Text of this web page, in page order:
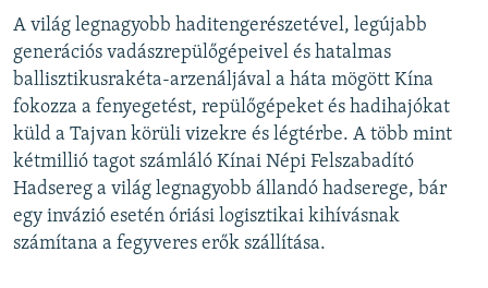
A világ legnagyobb haditengerészetével, legújabb
generációs vadászrepülőgépeivel és hatalmas
ballisztikusrakéta-arzenáljával a háta mögött Kína
fokozza a fenyegetést, repülőgépeket és hadihajókat
küld a Tajvan körüli vizekre és légtérbe. A több mint
kétmillió tagot számláló Kínai Népi Felszabadító
Hadsereg a világ legnagyobb állandó hadserege, bár
egy invázió esetén óriási logisztikai kihívásnak
számítana a fegyveres erők szállítása.